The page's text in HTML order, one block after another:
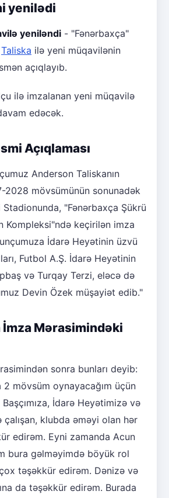
yenilədi
yeniləndi - "Fənərbaxça"
Taliska ilə yeni müqavilənin
açıqlayıb.
ilə imzalanan yeni müqavilə
edəcək.
Açıqlaması
Anderson Taliskanın
2028 mövsümünün sonunadək
Stadionunda, "Fənərbaxça Şükrü
Kompleksi"ndə keçirilən imza
İdarə Heyətinin üzvü
Futbol A.Ş. İdarə Heyətinin
və Turqay Terzi, eləcə də
Devin Özek müşayiət edib."
İmza Mərasimindəki
sonra bunları deyib:
2 mövsüm oynayacağım üçün
İdarə Heyətimizə və
klubda əməyi olan hər
edirəm. Eyni zamanda Acun
bura gəlməyimdə böyük rol
təşəkkür edirəm. Dənizə və
da təşəkkür edirəm. Burada